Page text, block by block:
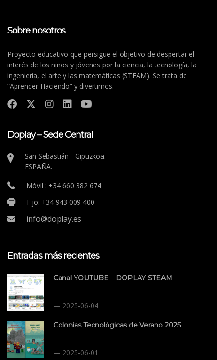
Sobre nosotros
Proyecto educativo que persigue el objetivo de despertar el
interés de los niños y jóvenes por la ciencia, la tecnología, la
ingeniería, el arte y las matemáticas (STEAM). Se trata de
“Aprender Haciendo” y divertirnos.
Doplay – Sede Central
San Sebastián - Gipuzkoa.
ESPAÑA.
Móvil : +34 660 382 674
Fijo: +34 943 009 400
info@doplay.es
Entradas más recientes
Canal YOUTUBE – DOPLAY STEAM
2025-06-04
Colonias Tecnológicas de Verano 2025
2025-06-01